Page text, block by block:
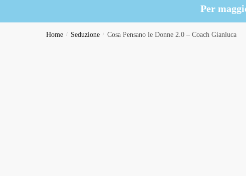
Per
Home / Seduzione / Cosa Pensano le Donne 2.0 – Coach Gianluca